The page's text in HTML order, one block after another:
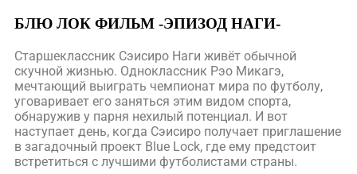
БЛЮ ЛОК ФИЛЬМ -ЭПИЗОД НАГИ-
Старшеклассник Сэисиро Наги живёт обычной
скучной жизнью. Одноклассник Рэо Микагэ,
мечтающий выиграть чемпионат мира по футболу,
уговаривает его заняться этим видом спорта,
обнаружив у парня нехилый потенциал. И вот
наступает день, когда Сэисиро получает приглашение
в загадочный проект Blue Lock, где ему предстоит
встретиться с лучшими футболистами страны.